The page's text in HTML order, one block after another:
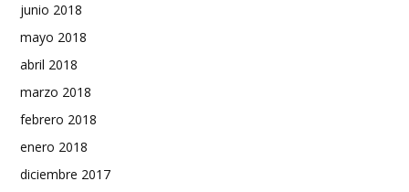
junio 2018
mayo 2018
abril 2018
marzo 2018
febrero 2018
enero 2018
diciembre 2017